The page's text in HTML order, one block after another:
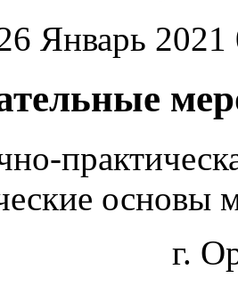
Январь 2021
основы
г.